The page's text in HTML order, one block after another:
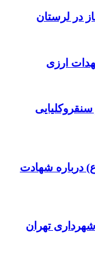
درباره شهادت
شهرداری تهران